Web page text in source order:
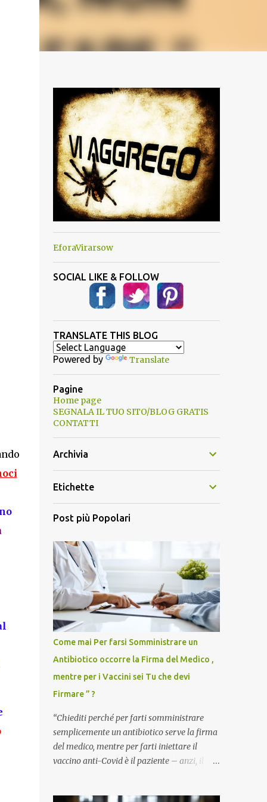
EforaVirarsow
SOCIAL LIKE & FOLLOW
TRANSLATE THIS BLOG
Powered by Translate
Pagine
Home page
SEGNALA IL TUO SITO/BLOG GRATIS
CONTATTI
Archivia
Etichette
Post più Popolari
Come mai Per farsi Somministrare un
Antibiotico occorre la Firma del Medico ,
mentre per i Vaccini sei Tu che devi
Firmare ” ?
“Chiediti perché per farti somministrare
semplicemente un antibiotico serve la firma
del medico, mentre per farti iniettare il
vaccino anti-Covid è il paziente – anzi, il